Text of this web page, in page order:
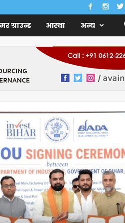
ग्राउन्ड आस्था अन्य